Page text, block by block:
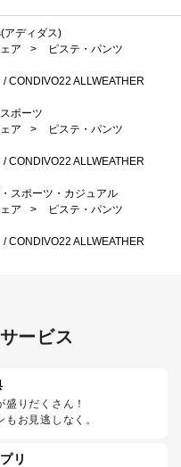
アディダス)
ア >
ピステ・パンツ
CONDIVO22 ALLWEATHER
ポーツ
ア >
ピステ・パンツ
CONDIVO22 ALLWEATHER
スポーツ・カジュアル
ア >
ピステ・パンツ
CONDIVO22 ALLWEATHER
ービス
盛りだくさん！
お見逃しなく。
リ